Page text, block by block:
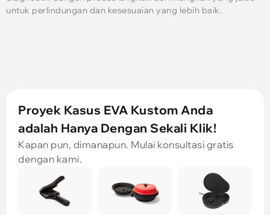
untuk perlindungan dan kesesuaian yang lebih baik.
Proyek Kasus EVA Kustom Anda
adalah Hanya Dengan Sekali Klik!
Kapan pun, dimanapun. Mulai konsultasi gratis
dengan kami.